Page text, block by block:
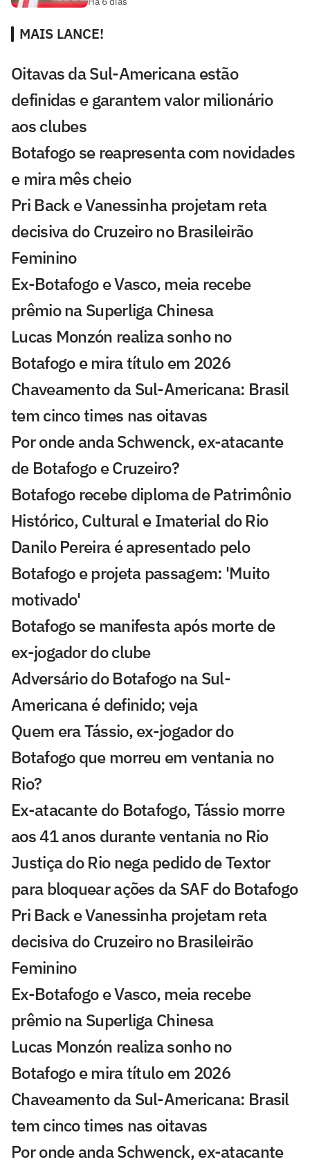
MAIS LANCE!
Oitavas da Sul-Americana estão
definidas e garantem valor milionário
aos clubes
Botafogo se reapresenta com novidades
e mira mês cheio
Pri Back e Vanessinha projetam reta
decisiva do Cruzeiro no Brasileirão
Feminino
Ex-Botafogo e Vasco, meia recebe
prêmio na Superliga Chinesa
Lucas Monzón realiza sonho no
Botafogo e mira título em 2026
Chaveamento da Sul-Americana: Brasil
tem cinco times nas oitavas
Por onde anda Schwenck, ex-atacante
de Botafogo e Cruzeiro?
Botafogo recebe diploma de Patrimônio
Histórico, Cultural e Imaterial do Rio
Danilo Pereira é apresentado pelo
Botafogo e projeta passagem: 'Muito
motivado'
Botafogo se manifesta após morte de
ex-jogador do clube
Adversário do Botafogo na Sul-
Americana é definido; veja
Quem era Tássio, ex-jogador do
Botafogo que morreu em ventania no
Rio?
Ex-atacante do Botafogo, Tássio morre
aos 41 anos durante ventania no Rio
Justiça do Rio nega pedido de Textor
para bloquear ações da SAF do Botafogo
Pri Back e Vanessinha projetam reta
decisiva do Cruzeiro no Brasileirão
Feminino
Ex-Botafogo e Vasco, meia recebe
prêmio na Superliga Chinesa
Lucas Monzón realiza sonho no
Botafogo e mira título em 2026
Chaveamento da Sul-Americana: Brasil
tem cinco times nas oitavas
Por onde anda Schwenck, ex-atacante